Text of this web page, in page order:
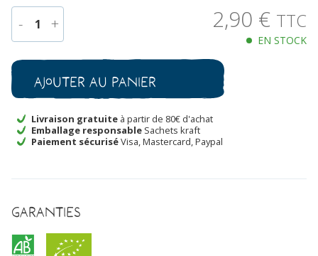
- 1 +
de
Tomate
Petite
de
Boeuf
Bio
2,90 € TTC
EN STOCK
Ajouter au panier
Livraison gratuite à partir de 80€ d'achat
Emballage responsable Sachets kraft
Paiement sécuriséVisa, Mastercard, Paypal
Garanties